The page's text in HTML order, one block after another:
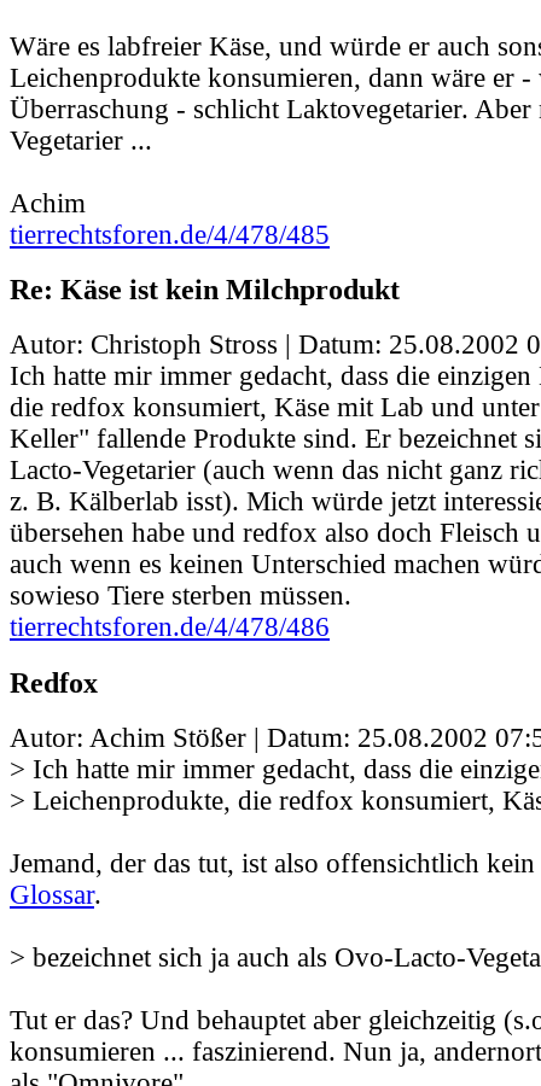
Wäre es labfreier Käse, und würde er auch
Leichenprodukte konsumieren, dann wäre er -
Überraschung - schlicht Laktovegetarier.
Vegetarier ...
Achim
tierrechtsforen.de/4/478/485
Re: Käse ist kein Milchprodukt
Autor: Christoph Stross | Datum: 25.08.2002
Ich hatte mir immer gedacht, dass die
die redfox konsumiert, Käse mit Lab und
Keller" fallende Produkte sind. Er bezeichnet
Lacto-Vegetarier (auch wenn das nicht ganz
z. B. Kälberlab isst). Mich würde jetzt
übersehen habe und redfox also doch Fleisch
auch wenn es keinen Unterschied machen
sowieso Tiere sterben müssen.
tierrechtsforen.de/4/478/486
Redfox
Autor: Achim Stößer | Datum: 25.08.2002
> Ich hatte mir immer gedacht, dass die
> Leichenprodukte, die redfox konsumiert,
Jemand, der das tut, ist also offensichtlich kein
Glossar.
> bezeichnet sich ja auch als Ovo-Lacto-
Tut er das? Und behauptet aber gleichzeitig
konsumieren ... faszinierend. Nun ja,